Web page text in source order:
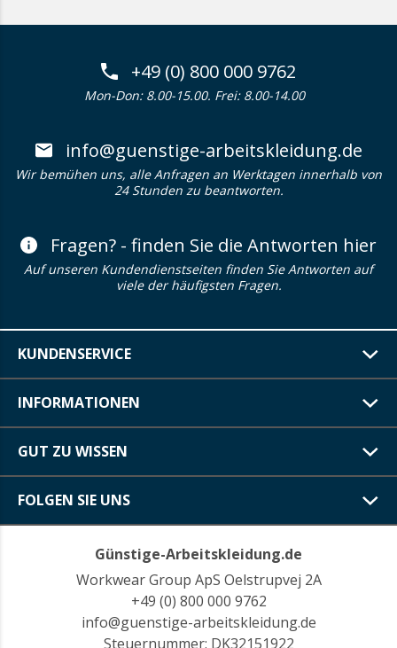
+49 (0) 800 000 9762
Mon-Don: 8.00-15.00. Frei: 8.00-14.00
info@guenstige-arbeitskleidung.de
Wir bemühen uns, alle Anfragen an Werktagen innerhalb von
24 Stunden zu beantworten.
Fragen? - finden Sie die Antworten hier
Auf unseren Kundendienstseiten finden Sie Antworten auf
viele der häufigsten Fragen.
KUNDENSERVICE
INFORMATIONEN
GUT ZU WISSEN
FOLGEN SIE UNS
Günstige-Arbeitskleidung.de
Workwear Group ApS Oelstrupvej 2A
+49 (0) 800 000 9762
info@guenstige-arbeitskleidung.de
Steuernummer: DK32151922